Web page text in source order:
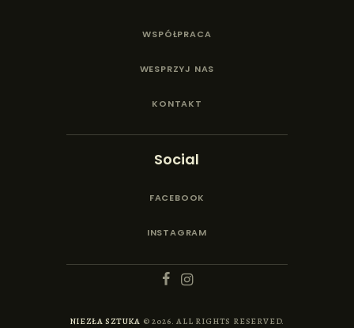
WSPÓŁPRACA
WESPRZYJ NAS
KONTAKT
Social
FACEBOOK
INSTAGRAM
NIEZŁA SZTUKA © 2026. ALL RIGHTS RESERVED.